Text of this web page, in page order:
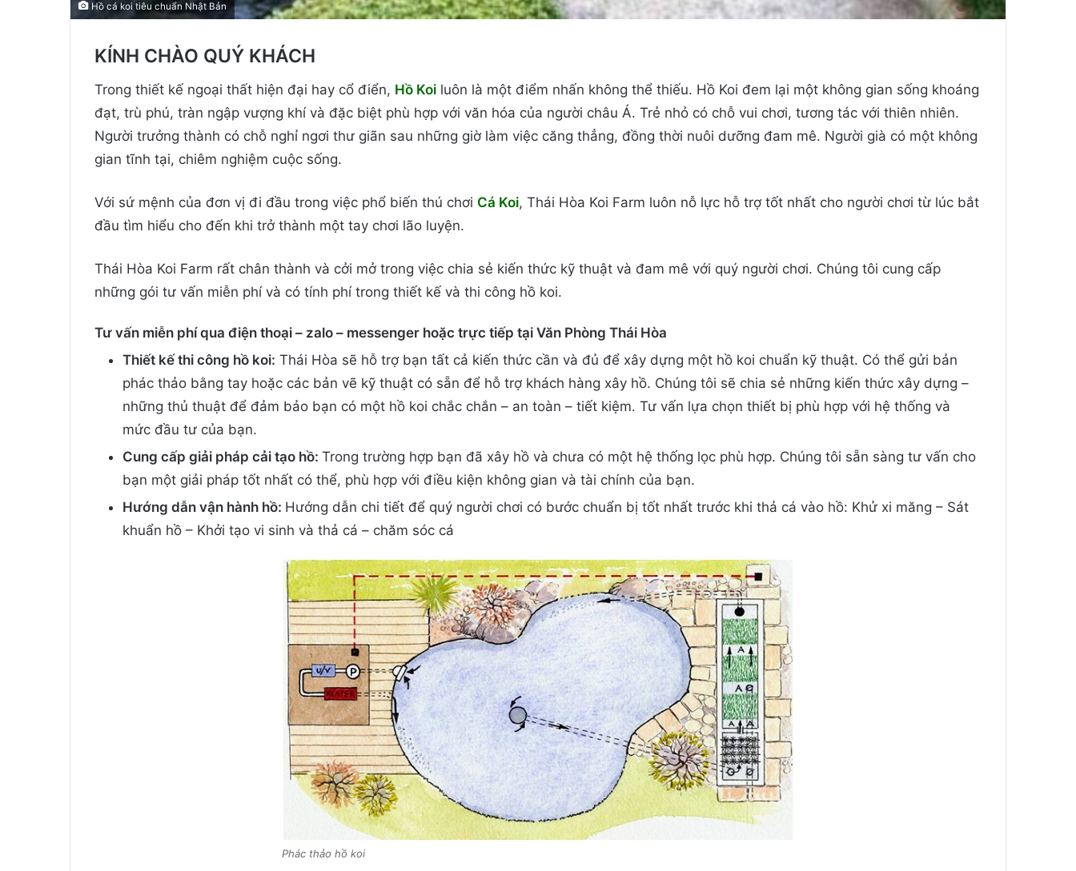
Hồ cá koi tiêu chuẩn Nhật Bản
KÍNH CHÀO QUÝ KHÁCH
Trong thiết kế ngoại thất hiện đại hay cổ điển, Hồ Koi luôn là một điểm nhấn không thể thiếu. Hồ Koi đem lại một không gian sống khoáng
đạt, trù phú, tràn ngập vượng khí và đặc biệt phù hợp với văn hóa của người châu Á. Trẻ nhỏ có chỗ vui chơi, tương tác với thiên nhiên.
Người trưởng thành có chỗ nghỉ ngơi thư giãn sau những giờ làm việc căng thẳng, đồng thời nuôi dưỡng đam mê. Người già có một không
gian tĩnh tại, chiêm nghiệm cuộc sống.
Với sứ mệnh của đơn vị đi đầu trong việc phổ biến thú chơi Cá Koi, Thái Hòa Koi Farm luôn nỗ lực hỗ trợ tốt nhất cho người chơi từ lúc bắt
đầu tìm hiểu cho đến khi trở thành một tay chơi lão luyện.
Thái Hòa Koi Farm rất chân thành và cởi mở trong việc chia sẻ kiến thức kỹ thuật và đam mê với quý người chơi. Chúng tôi cung cấp
những gói tư vấn miễn phí và có tính phí trong thiết kế và thi công hồ koi.
Tư vấn miễn phí qua điện thoại – zalo – messenger hoặc trực tiếp tại Văn Phòng Thái Hòa
Thiết kế thi công hồ koi: Thái Hòa sẽ hỗ trợ bạn tất cả kiến thức cần và đủ để xây dựng một hồ koi chuẩn kỹ thuật. Có thể gửi bản
phác thảo bằng tay hoặc các bản vẽ kỹ thuật có sẵn để hỗ trợ khách hàng xây hồ. Chúng tôi sẽ chia sẻ những kiến thức xây dựng –
những thủ thuật để đảm bảo bạn có một hồ koi chắc chắn – an toàn – tiết kiệm. Tư vấn lựa chọn thiết bị phù hợp với hệ thống và
mức đầu tư của bạn.
Cung cấp giải pháp cải tạo hồ: Trong trường hợp bạn đã xây hồ và chưa có một hệ thống lọc phù hợp. Chúng tôi sẵn sàng tư vấn cho
bạn một giải pháp tốt nhất có thể, phù hợp với điều kiện không gian và tài chính của bạn.
Hướng dẫn vận hành hồ: Hướng dẫn chi tiết để quý người chơi có bước chuẩn bị tốt nhất trước khi thả cá vào hồ: Khử xi măng – Sát
khuẩn hồ – Khởi tạo vi sinh và thả cá – chăm sóc cá
Phác thảo hồ koi